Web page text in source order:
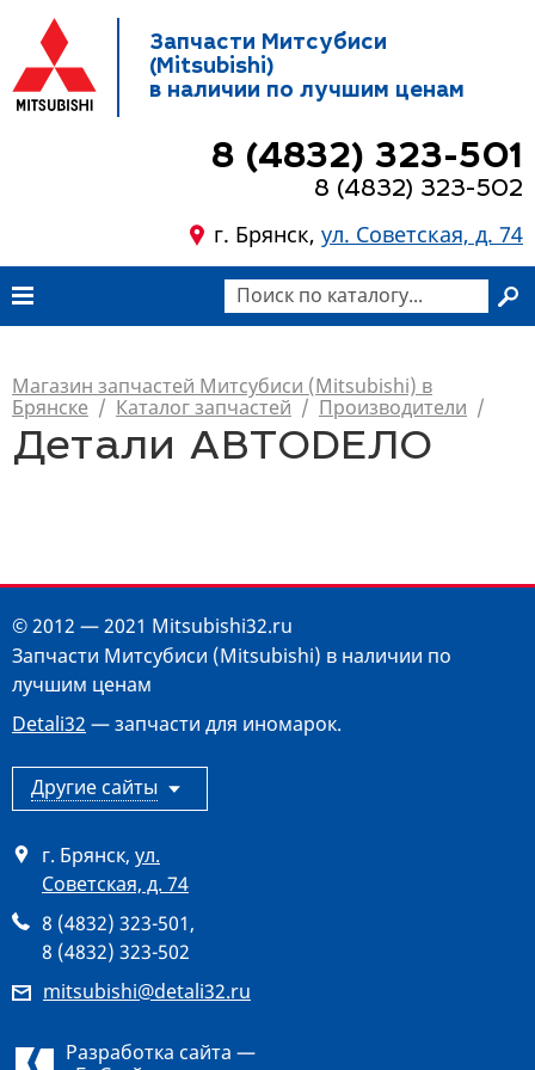
Запчасти Митсубиси
(Mitsubishi)
в наличии по лучшим ценам
8 (4832) 323-501
8 (4832) 323-502
г. Брянск, ул. Советская, д. 74
Магазин запчастей Митсубиси (Mitsubishi) в
Брянске / Каталог запчастей / Производители /
Детали АВТОDЕЛО
© 2012 — 2021 Mitsubishi32.ru
Запчасти Митсубиси (Mitsubishi) в наличии по
лучшим ценам
Detali32 — запчасти для иномарок.
Другие сайты
г. Брянск, ул.
Советская, д. 74
8 (4832) 323-501,
8 (4832) 323-502
mitsubishi@detali32.ru
Разработка сайта —